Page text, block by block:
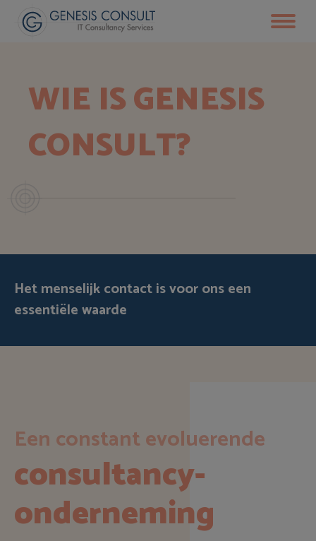
WIE IS GENESIS
CONSULT?
Het menselijk contactis voor ons een
essentiële waarde
Een constant evoluerende
consultancy-
onderneming